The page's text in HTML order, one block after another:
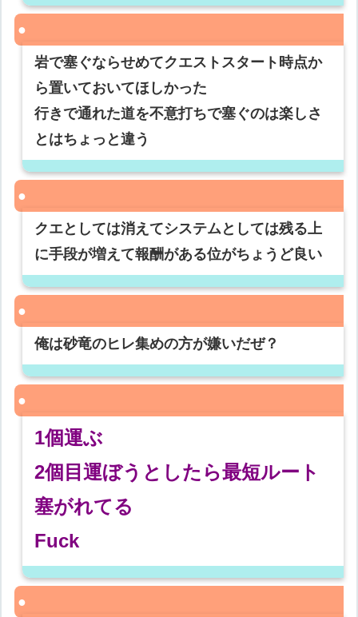
岩で塞ぐならせめてクエストスタート時点か
ら置いておいてほしかった
行きで通れた道を不意打ちで塞ぐのは楽しさ
とはちょっと違う
クエとしては消えてシステムとしては残る上
に手段が増えて報酬がある位がちょうど良い
俺は砂竜のヒレ集めの方が嫌いだぜ？
1個運ぶ
2個目運ぼうとしたら最短ルート
塞がれてる
Fuck